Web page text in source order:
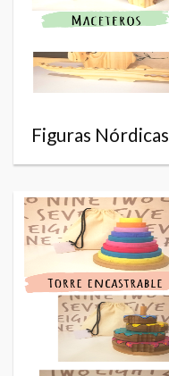
Figuras Nórdicas